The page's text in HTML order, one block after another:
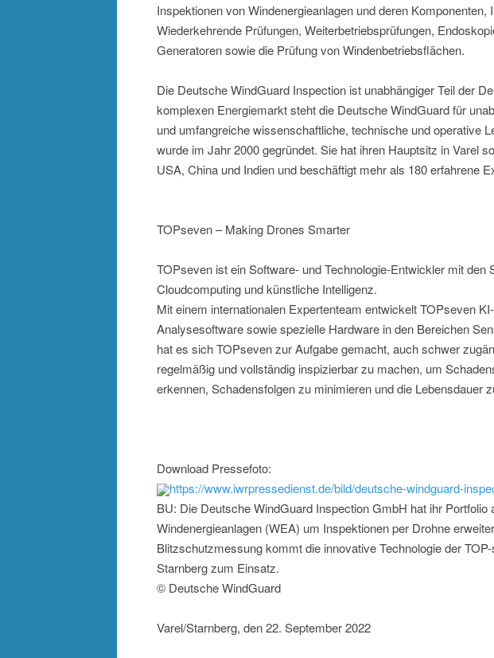
Inspektionen von Windenergieanlagen und deren Komponenten,
Wiederkehrende Prüfungen, Weiterbetriebsprüfungen,
Generatoren sowie die Prüfung von Windenbetriebsflächen.
Die Deutsche WindGuard Inspection ist unabhängiger Teil der
komplexen Energiemarkt steht die Deutsche WindGuard für
und umfangreiche wissenschaftliche, technische und operative
wurde im Jahr 2000 gegründet. Sie hat ihren Hauptsitz in Varel
USA, China und Indien und beschäftigt mehr als 180 erfahrene
TOPseven – Making Drones Smarter
TOPseven ist ein Software- und Technologie-Entwickler mit den
Cloudcomputing und künstliche Intelligenz.
Mit einem internationalen Expertenteam entwickelt TOPseven
Analysesoftware sowie spezielle Hardware in den Bereichen
hat es sich TOPseven zur Aufgabe gemacht, auch schwer
regelmäßig und vollständig inspizierbar zu machen, um
erkennen, Schadensfolgen zu minimieren und die Lebensdauer
Download Pressefoto:
https://www.iwrpressedienst.de/bild/deutsche-windguard-
BU: Die Deutsche WindGuard Inspection GmbH hat ihr
Windenergieanlagen (WEA) um Inspektionen per Drohne
Blitzschutzmessung kommt die innovative Technologie der
Starnberg zum Einsatz.
© Deutsche WindGuard
Varel/Starnberg, den 22. September 2022